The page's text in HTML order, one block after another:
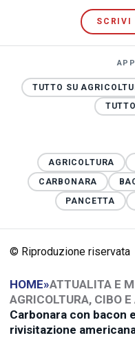
SCRIVI
TUTTO SU
AGRICOLTURA
CARBONARA
PANCETTA
© Riproduzione riservata
HOME»ATTUALITA E
AGRICOLTURA, CIBO
Carbonara con bacon
rivisitazione